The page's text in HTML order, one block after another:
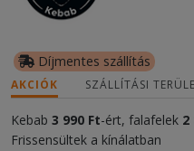
Díjmentes szállítás
AKCIÓK SZÁLLÍTÁSI
Kebab 3 990 Ft-ért, falafelek 2
Frissensültek a kínálatban